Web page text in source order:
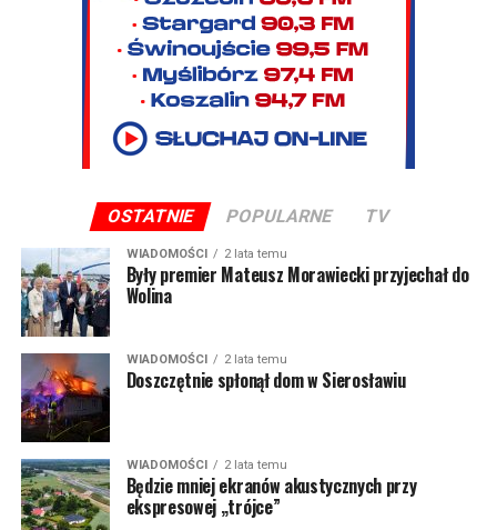
OSTATNIE POPULARNE TV
WIADOMOŚCI 2 lata temu
Były premier Mateusz Morawiecki przyjechał do
Wolina
WIADOMOŚCI 2 lata temu
Doszczętnie spłonął dom w Sierosławiu
WIADOMOŚCI 2 lata temu
Będzie mniej ekranów akustycznych przy
ekspresowej „trójce”